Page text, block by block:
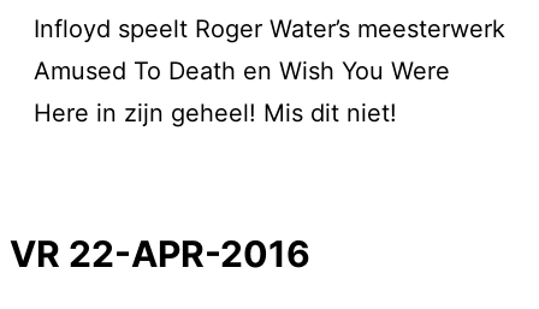
Infloyd speelt Roger Water’s meesterwerk
Amused To Death en Wish You Were
Here in zijn geheel! Mis dit niet!
VR 22-APR-2016